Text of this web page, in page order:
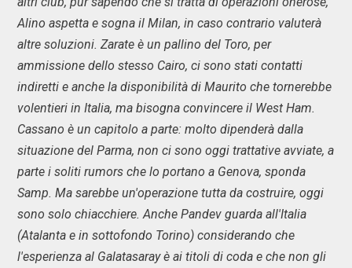
Alino aspetta e sogna il Milan, in caso contrario valuterà
altre soluzioni. Zarate è un pallino del Toro, per
ammissione dello stesso Cairo, ci sono stati contatti
indiretti e anche la disponibilità di Maurito che tornerebbe
volentieri in Italia, ma bisogna convincere il West Ham.
Cassano è un capitolo a parte: molto dipenderà dalla
situazione del Parma, non ci sono oggi trattative avviate, a
parte i soliti rumors che lo portano a Genova, sponda
Samp. Ma sarebbe un'operazione tutta da costruire, oggi
sono solo chiacchiere. Anche Pandev guarda all'Italia
(Atalanta e in sottofondo Torino) considerando che
l'esperienza al Galatasaray è ai titoli di coda e che non gli